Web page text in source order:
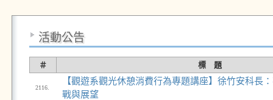
活動公告
＃ 標 題
2116.
【觀遊系觀光休憩消費行為專題講座】徐竹安科長
戰與展望